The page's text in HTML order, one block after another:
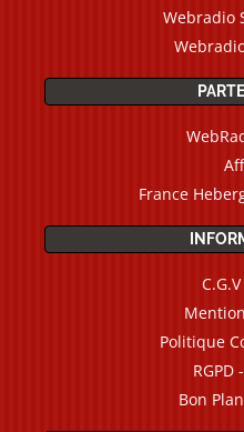
Webradio
France
Politique
RGPD
Bon